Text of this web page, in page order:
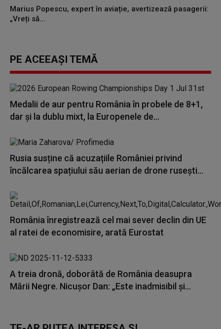
Marius Popescu, expert în aviație, avertizează pasagerii:
„Vreți să...
PE ACEEAȘI TEMĂ
Medalii de aur pentru România în probele de 8+1,
dar și la dublu mixt, la Europenele de...
Rusia susține că acuzațiile României privind
încălcarea spațiului său aerian de drone rusești...
România înregistrează cel mai sever declin din UE
al ratei de economisire, arată Eurostat
A treia dronă, doborâtă de România deasupra
Mării Negre. Nicuşor Dan: „Este inadmisibil şi...